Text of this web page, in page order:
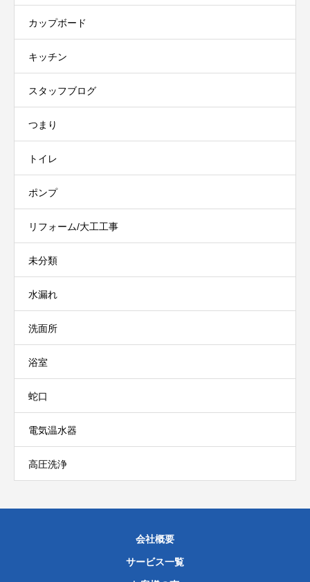
カップボード
キッチン
スタッフブログ
つまり
トイレ
ポンプ
リフォーム/大工工事
未分類
水漏れ
洗面所
浴室
蛇口
電気温水器
高圧洗浄
会社概要
サービス一覧